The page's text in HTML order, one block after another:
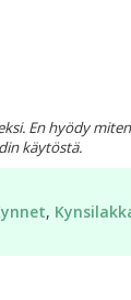
En hyödy
käytöstä.
,